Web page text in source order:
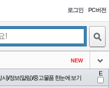
로그인 PC버전
NEW
아이콘
)/정보(알림)/중고물품 한눈에 보기
E